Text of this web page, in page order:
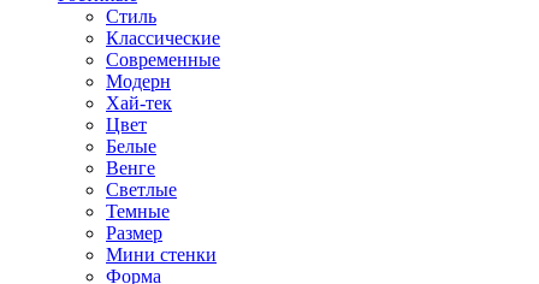
Стиль
Классические
Современные
Модерн
Хай-тек
Цвет
Белые
Венге
Светлые
Темные
Размер
Мини стенки
Форма